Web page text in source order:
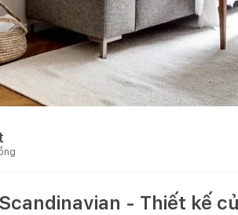
- Thiết kế